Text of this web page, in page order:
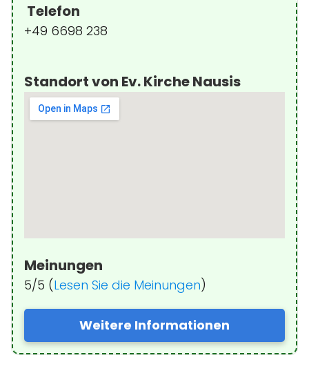
Telefon
+49 6698 238
Standort von Ev. Kirche Nausis
Meinungen
5/5 (Lesen Sie die Meinungen)
Weitere Informationen